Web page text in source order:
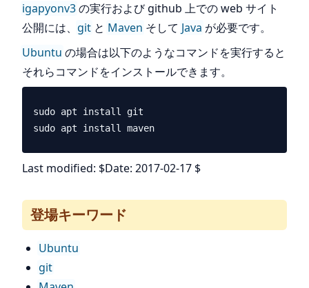
igapyonv3の実行および github 上での web サイト
公開には、 git と Maven そして Java が必要です。
Ubuntu の場合は以下のようなコマンドを実行すると
それらコマンドをインストールできます。
sudo apt install git
Last modified: $Date: 2017-02-17 $
登場キーワード
Ubuntu
git